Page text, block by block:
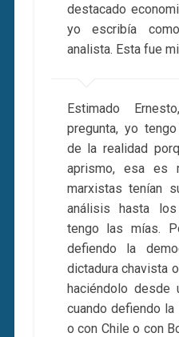
destacado
yo escribía
analista. Esta fue
Estimado
pregunta, yo
de la realidad
aprismo, esa es
marxistas tenían
análisis hasta
tengo las mías.
defiendo la
dictadura chavista
haciéndolo desde
cuando defiendo la
o con Chile o con